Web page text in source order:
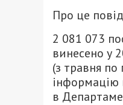
Про це
2 081 073
винесено у
(з травня
інформацію
в